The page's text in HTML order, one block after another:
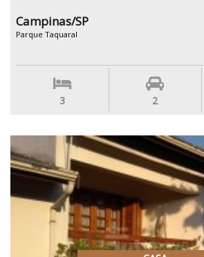
Campinas/SP
Parque Taquaral
3 2